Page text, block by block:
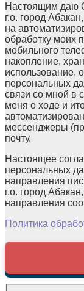
Настоящим даю
г.о. город
на
обработку моих
мобильного
накопление,
использование,
персональных
связи со мной в
меня о ходе и
мессенджеры
почту.
Настоящее
персональных
направления
г.о. город
направления
Политика